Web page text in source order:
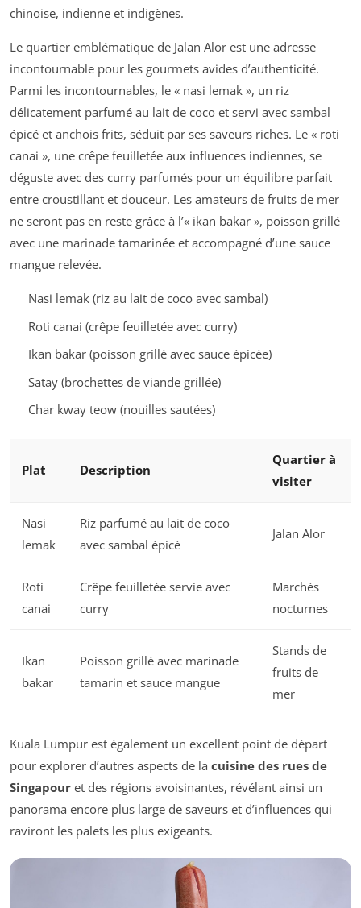
chinoise, indienne et indigènes.
Le quartier emblématique de Jalan Alor est une adresse
incontournable pour les gourmets avides d’authenticité.
Parmi les incontournables, le « nasi lemak », un riz
délicatement parfumé au lait de coco et servi avec sambal
épicé et anchois frits, séduit par ses saveurs riches. Le « roti
canai », une crêpe feuilletée aux influences indiennes, se
déguste avec des curry parfumés pour un équilibre parfait
entre croustillant et douceur. Les amateurs de fruits de mer
ne seront pas en reste grâce à l’« ikan bakar », poisson grillé
avec une marinade tamarinée et accompagné d’une sauce
mangue relevée.
Nasi lemak (riz au lait de coco avec sambal)
Roti canai (crêpe feuilletée avec curry)
Ikan bakar (poisson grillé avec sauce épicée)
Satay (brochettes de viande grillée)
Char kway teow (nouilles sautées)
Plat Description
Quartier à
visiter
Nasi
lemak
Riz parfumé au lait de coco
avec sambal épicé
Jalan Alor
Roti
canai
Crêpe feuilletée servie avec
curry
Marchés
nocturnes
Ikan
bakar
Poisson grillé avec marinade
tamarin et sauce mangue
Stands de
fruits de
mer
Kuala Lumpur est également un excellent point de départ
pour explorer d’autres aspects de la cuisine des rues de
Singapour et des régions avoisinantes, révélant ainsi un
panorama encore plus large de saveurs et d’influences qui
raviront les palets les plus exigeants.